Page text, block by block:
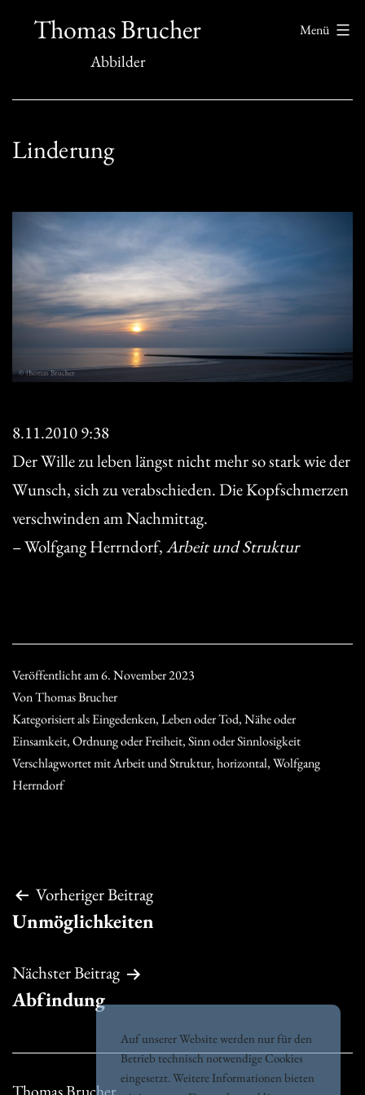
InhaltThomas Brucher
Abbilder
Menü
Linderung
8.11.2010 9:38
Der Wille zu leben längst nicht mehr so stark wie der
Wunsch, sich zu verabschieden. Die Kopfschmerzen
verschwinden am Nachmittag.
– Wolfgang Herrndorf,Arbeit und Struktur
Veröffentlicht am6. November 2023
VonThomas Brucher
Kategorisiert alsEingedenken,Leben oder Tod,Nähe oder
Einsamkeit,Ordnung oder Freiheit,Sinn oder Sinnlosigkeit
Verschlagwortet mitArbeit und Struktur,horizontal,Wolfgang
Herrndorf
Beitragsnavigation
Vorheriger Beitrag
Unmöglichkeiten
Nächster Beitrag
Abfindung
Auf unserer Website werden nur für den
Betrieb technisch notwendige Cookies
eingesetzt. Weitere Informationen bieten